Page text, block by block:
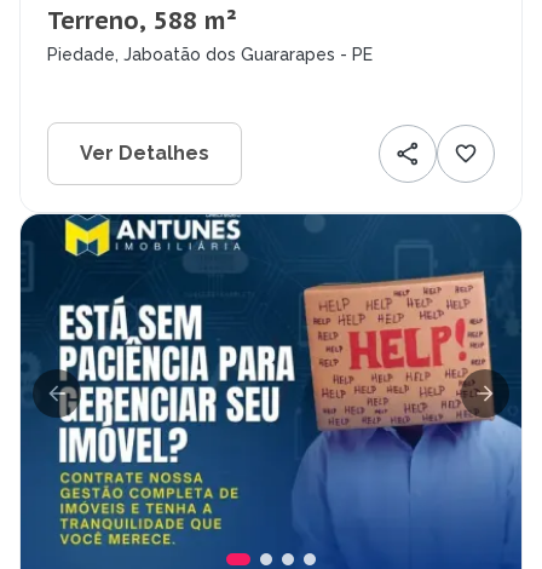
Terreno, 588 m²
Piedade, Jaboatão dos Guararapes - PE
Ver Detalhes